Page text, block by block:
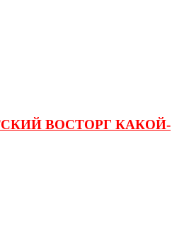
ВОСТОРГ КАКОЙ-